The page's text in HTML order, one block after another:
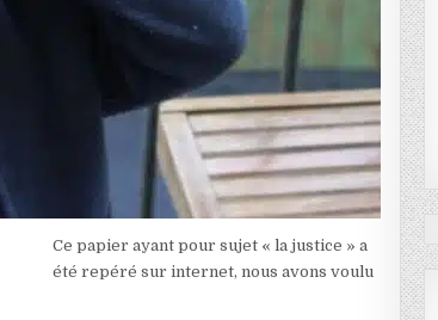
Ce papier ayant pour sujet « la justice » a
été repéré sur internet, nous avons voulu